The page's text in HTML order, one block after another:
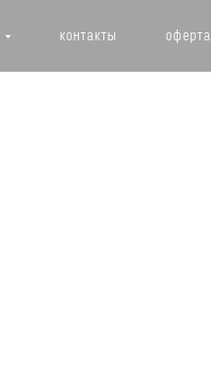
контакты оферта